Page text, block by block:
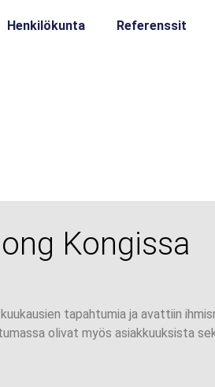
Henkilökunta Referenssit
Kongissa
tapahtumia ja avattiin
olivat myös asiakkuuksista